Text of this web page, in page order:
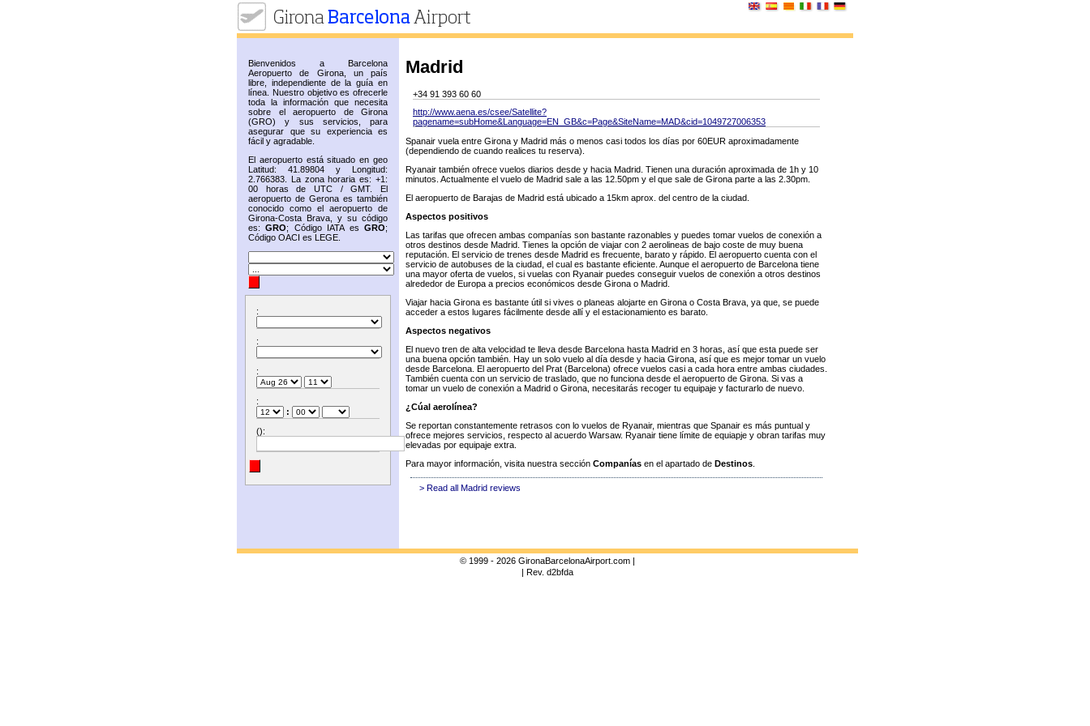
Bienvenidos a Barcelona
Aeropuerto de Girona, un país
libre, independiente de la guía en
línea. Nuestro objetivo es ofrecerle
toda la información que necesita
sobre el aeropuerto de Girona
(GRO) y sus servicios, para
asegurar que su experiencia es
fácil y agradable.
El aeropuerto está situado en geo
Latitud: 41.89804 y Longitud:
2.766383. La zona horaria es: +1:
00 horas de UTC / GMT. El
aeropuerto de Gerona es también
conocido como el aeropuerto de
Girona-Costa Brava, y su código
es:GRO; Código IATA esGRO;
Código OACI es LEGE.
:
:
:
:
:
():
Madrid
+34 91 393 60 60
http://www.aena.es/csee/Satellite?
pagename=subHome&Language=EN_GB&c=Page&SiteName=MAD&cid=1049727006353
Spanair vuela entre Girona y Madrid más o menos casi todos los días por 60EUR aproximadamente
(dependiendo de cuando realices tu reserva).
Ryanair también ofrece vuelos diarios desde y hacia Madrid. Tienen una duración aproximada de 1h y 10
minutos. Actualmente el vuelo de Madrid sale a las 12.50pm y el que sale de Girona parte a las 2.30pm.
El aeropuerto de Barajas de Madrid está ubicado a 15km aprox. del centro de la ciudad.
Aspectos positivos
Las tarifas que ofrecen ambas companías son bastante razonables y puedes tomar vuelos de conexión a
otros destinos desde Madrid. Tienes la opción de viajar con 2 aerolineas de bajo coste de muy buena
reputación. El servicio de trenes desde Madrid es frecuente, barato y rápido. El aeropuerto cuenta con el
servicio de autobuses de la ciudad, el cual es bastante eficiente. Aunque el aeropuerto de Barcelona tiene
una mayor oferta de vuelos, si vuelas con Ryanair puedes conseguir vuelos de conexión a otros destinos
alrededor de Europa a precios económicos desde Girona o Madrid.
Viajar hacia Girona es bastante útil si vives o planeas alojarte en Girona o Costa Brava, ya que, se puede
acceder a estos lugares fácilmente desde allí y el estacionamiento es barato.
Aspectos negativos
El nuevo tren de alta velocidad te lleva desde Barcelona hasta Madrid en 3 horas, así que esta puede ser
una buena opción también. Hay un solo vuelo al día desde y hacia Girona, así que es mejor tomar un vuelo
desde Barcelona. El aeropuerto del Prat (Barcelona) ofrece vuelos casi a cada hora entre ambas ciudades.
También cuenta con un servicio de traslado, que no funciona desde el aeropuerto de Girona. Si vas a
tomar un vuelo de conexión a Madrid o Girona, necesitarás recoger tu equipaje y facturarlo de nuevo.
¿Cúal aerolínea?
Se reportan constantemente retrasos con lo vuelos de Ryanair, mientras que Spanair es más puntual y
ofrece mejores servicios, respecto al acuerdo Warsaw. Ryanair tiene límite de equiapje y obran tarifas muy
elevadas por equipaje extra.
Para mayor información, visita nuestra sección Companías en el apartado de Destinos.
> Read all Madrid reviews
© 1999 - 2026 GironaBarcelonaAirport.com |
| Rev. d2bfda